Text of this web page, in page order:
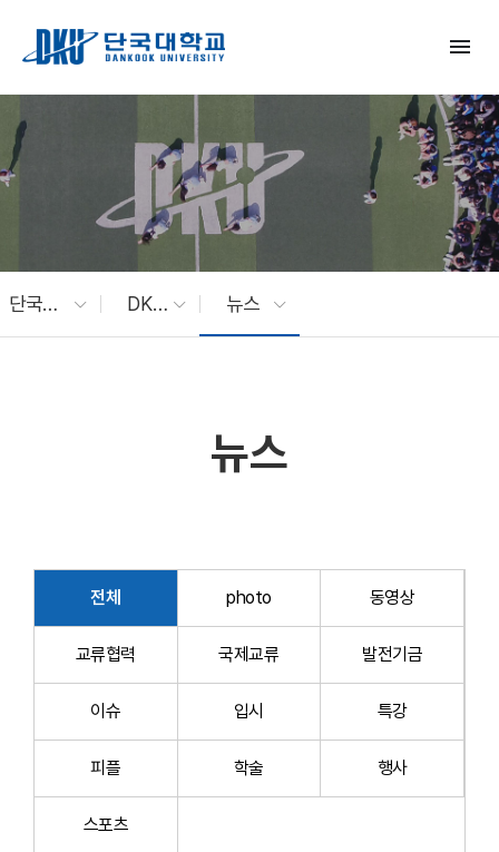
menu
단국대 소식 DKU News 뉴스
뉴스
전체 photo 동영상
교류협력 국제교류 발전기금
이슈 입시 특강
피플 학술 행사
스포츠